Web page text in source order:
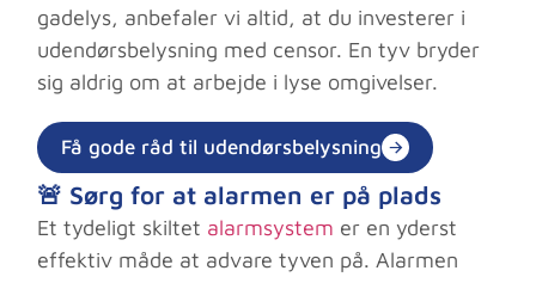
gadelys, anbefaler vi altid, at du investerer i
udendørsbelysning med censor. En tyv bryder
sig aldrig om at arbejde i lyse omgivelser.
Få gode råd til udendørsbelysning
🚨 Sørg for at alarmen er på plads
Et tydeligt skiltet alarmsystem er en yderst
effektiv måde at advare tyven på. Alarmen